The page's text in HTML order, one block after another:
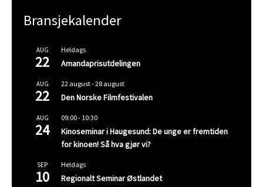
Bransjekalender
AUG
22
Heldags
Amandaprisutdelingen
AUG
22
22 august-28 august
Den Norske Filmfestivalen
AUG
24
09:00- 10:30
Kinoseminar i Haugesund: De unge er fremtiden
for kinoen! Så hva gjør vi?
SEP
10
Heldags
Regionalt Seminar Østlandet